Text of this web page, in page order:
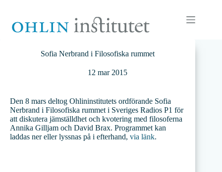
innehåll
Sofia Nerbrand i Filosofiska rummet
12 mar 2015
Den 8 mars deltog Ohlininstitutets ordförande Sofia
Nerbrand i Filosofiska rummet i Sveriges Radios P1 för
att diskutera jämställdhet och kvotering med filosoferna
Annika Gilljam och David Brax. Programmet kan
laddas ner eller lyssnas på i efterhand, via länk.